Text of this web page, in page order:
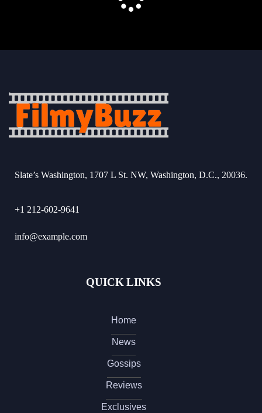
Slate’s Washington, 1707 L St. NW, Washington, D.C., 20036.
+1 212-602-9641
info@example.com
QUICK LINKS
Home
News
Gossips
Reviews
Exclusives